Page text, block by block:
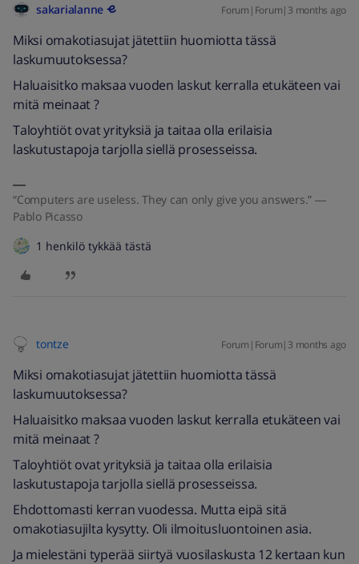
sakarialanne Forum|Forum|3 months ago
Miksi omakotiasujat jätettiin huomiotta tässä
laskumuutoksessa?
Haluaisitko maksaa vuoden laskut kerralla etukäteen vai
mitä meinaat ?
Taloyhtiöt ovat yrityksiä ja taitaa olla erilaisia
laskutustapoja tarjolla siellä prosesseissa.
“Computers are useless. They can only give you answers.” ―
Pablo Picasso
1 henkilö tykkää tästä
tontze Forum|Forum|3 months ago
Miksi omakotiasujat jätettiin huomiotta tässä
laskumuutoksessa?
Haluaisitko maksaa vuoden laskut kerralla etukäteen vai
mitä meinaat ?
Taloyhtiöt ovat yrityksiä ja taitaa olla erilaisia
laskutustapoja tarjolla siellä prosesseissa.
Ehdottomasti kerran vuodessa. Mutta eipä sitä
omakotiasujilta kysytty. Oli ilmoitusluontoinen asia.
Ja mielestäni typerää siirtyä vuosilaskusta 12 kertaan kun